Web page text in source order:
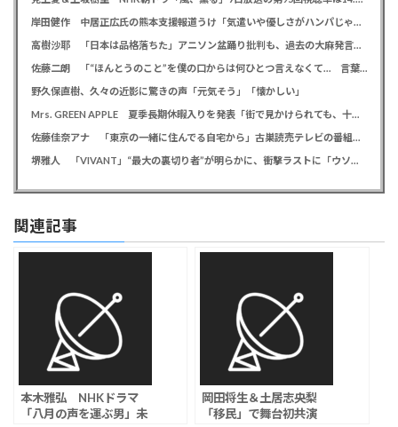
岸田健作 中居正広氏の熊本支援報道うけ「気遣いや優しさがハンパじゃない」 中居氏との思い出を回顧
高樹沙耶 「日本は品格落ちた」アニソン盆踊り批判も、過去の大麻発言にも飛び火で自ら幕引き図る
佐藤二朗 「“ほんとうのこと”を僕の口からは何ひとつ言えなくて… 言葉にできぬ悔しさを日々感じております」
野久保直樹、久々の近影に驚きの声「元気そう」「懐かしい」
Mrs. GREEN APPLE 夏季長期休暇入りを発表「街で見かけられても、十分なご配慮を」ファンに理解を求める
佐藤佳奈アナ 「東京の一緒に住んでる自宅から」古巣読売テレビの番組でレインボー池田直人との結婚を生報告
堺雅人 「VIVANT」“最大の裏切り者”が明らかに、衝撃ラストに「ウソでしょ」視聴者悲鳴
関連記事
本木雅弘 NHKドラマ
「八月の声を運ぶ男」未
岡田将生＆土居志央梨
「移民」で舞台初共演